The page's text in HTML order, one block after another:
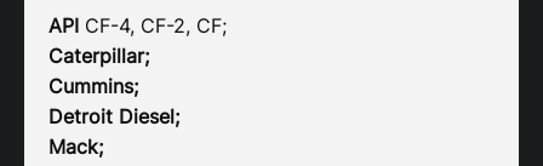
API CF-4, CF-2, CF;
Caterpillar;
Cummins;
Detroit Diesel;
Mack;